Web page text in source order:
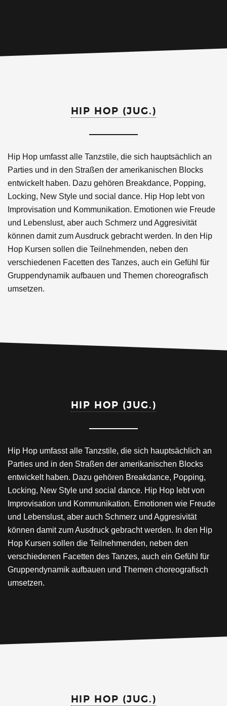
HIP HOP (JUG.)
Hip Hop umfasst alle Tanzstile, die sich hauptsächlich an
Parties und in den Straßen der amerikanischen Blocks
entwickelt haben. Dazu gehören Breakdance, Popping,
Locking, New Style und social dance. Hip Hop lebt von
Improvisation und Kommunikation. Emotionen wie Freude
und Lebenslust, aber auch Schmerz und Aggresivität
können damit zum Ausdruck gebracht werden. In den Hip
Hop Kursen sollen die Teilnehmenden, neben den
verschiedenen Facetten des Tanzes, auch ein Gefühl für
Gruppendynamik aufbauen und Themen choreografisch
umsetzen.
HIP HOP (JUG.)
Hip Hop umfasst alle Tanzstile, die sich hauptsächlich an
Parties und in den Straßen der amerikanischen Blocks
entwickelt haben. Dazu gehören Breakdance, Popping,
Locking, New Style und social dance. Hip Hop lebt von
Improvisation und Kommunikation. Emotionen wie Freude
und Lebenslust, aber auch Schmerz und Aggresivität
können damit zum Ausdruck gebracht werden. In den Hip
Hop Kursen sollen die Teilnehmenden, neben den
verschiedenen Facetten des Tanzes, auch ein Gefühl für
Gruppendynamik aufbauen und Themen choreografisch
umsetzen.
HIP HOP (JUG.)